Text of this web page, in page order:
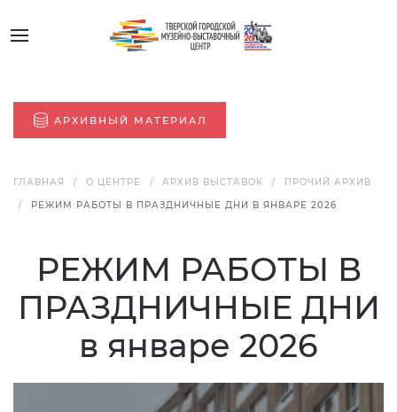
АРХИВНЫЙ МАТЕРИАЛ
ГЛАВНАЯ О ЦЕНТРЕ АРХИВ ВЫСТАВОК
ПРОЧИЙ АРХИВ
РЕЖИМ РАБОТЫ В ПРАЗДНИЧНЫЕ ДНИ В ЯНВАРЕ 2026
РЕЖИМ РАБОТЫ В
ПРАЗДНИЧНЫЕ ДНИ
в январе 2026